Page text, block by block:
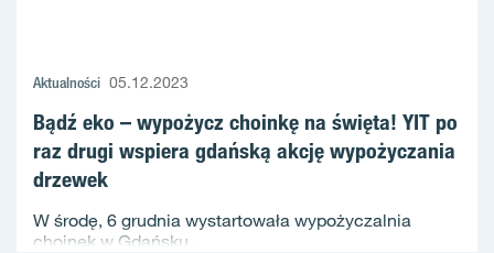
Aktualności 05.12.2023
Bądź eko – wypożycz choinkę na święta! YIT po
raz drugi wspiera gdańską akcję wypożyczania
drzewek
W środę, 6 grudnia wystartowała wypożyczalnia
choinek w Gdańsku...